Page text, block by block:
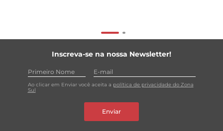
Inscreva-se na nossa Newsletter!
Ao clicar em Enviar você aceita a política de privacidade do Zona
Sul
Enviar